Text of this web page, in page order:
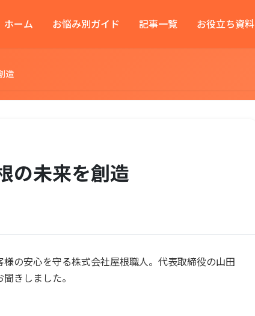
ホーム お悩み別ガイド 記事一覧 お役立ち資料
造
の未来を創造
の安心を守る株式会社屋根職人。代表取締役の山田
きしました。